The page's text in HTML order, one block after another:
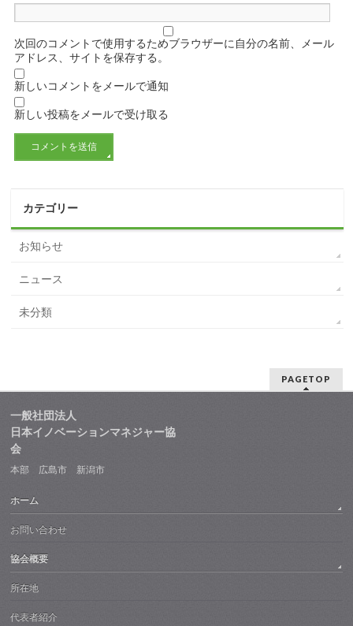
次回のコメントで使用するためブラウザーに自分の名前、メール
アドレス、サイトを保存する。
新しいコメントをメールで通知
新しい投稿をメールで受け取る
カテゴリー
お知らせ
ニュース
未分類
PAGETOP
一般社団法人
日本イノベーションマネジャー協
会
本部 広島市 新潟市
ホーム
お問い合わせ
協会概要
所在地
代表者紹介